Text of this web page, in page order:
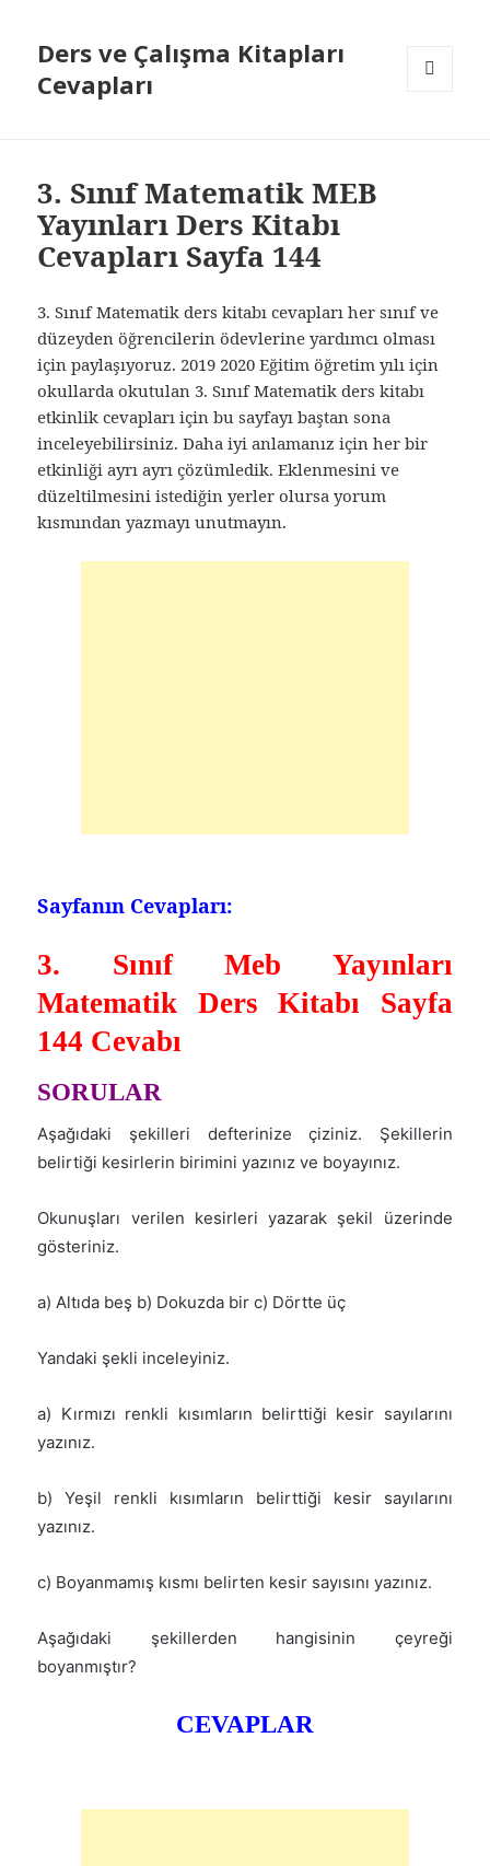
Ders ve Çalışma Kitapları
Cevapları
3. Sınıf Matematik MEB
Yayınları Ders Kitabı
Cevapları Sayfa 144
3. Sınıf Matematik ders kitabı cevapları her sınıf ve
düzeyden öğrencilerin ödevlerine yardımcı olması
için paylaşıyoruz. 2019 2020 Eğitim öğretim yılı için
okullarda okutulan 3. Sınıf Matematik ders kitabı
etkinlik cevapları için bu sayfayı baştan sona
inceleyebilirsiniz. Daha iyi anlamanız için her bir
etkinliği ayrı ayrı çözümledik. Eklenmesini ve
düzeltilmesini istediğin yerler olursa yorum
kısmından yazmayı unutmayın.
Sayfanın Cevapları:
3. Sınıf Meb Yayınları
Matematik Ders Kitabı Sayfa
144 Cevabı
SORULAR
Aşağıdaki şekilleri defterinize çiziniz. Şekillerin
belirtiği kesirlerin birimini yazınız ve boyayınız.
Okunuşları verilen kesirleri yazarak şekil üzerinde
gösteriniz.
a) Altıda beş b) Dokuzda bir c) Dörtte üç
Yandaki şekli inceleyiniz.
a) Kırmızı renkli kısımların belirttiği kesir sayılarını
yazınız.
b) Yeşil renkli kısımların belirttiği kesir sayılarını
yazınız.
c) Boyanmamış kısmı belirten kesir sayısını yazınız.
Aşağıdaki şekillerden hangisinin çeyreği
boyanmıştır?
CEVAPLAR